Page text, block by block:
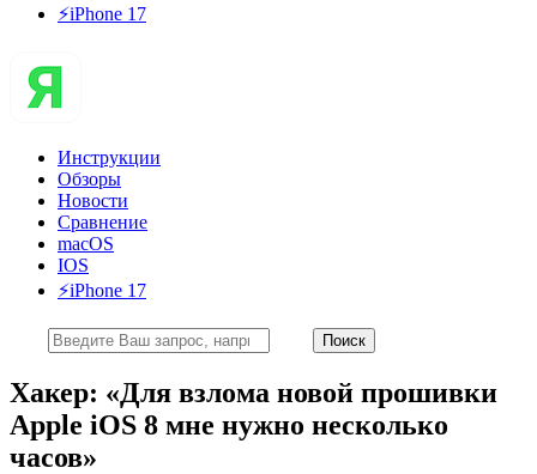
⚡️iPhone 17
Инструкции
Обзоры
Новости
Сравнение
macOS
IOS
⚡️iPhone 17
Хакер: «Для взлома новой прошивки
Apple iOS 8 мне нужно несколько
часов»